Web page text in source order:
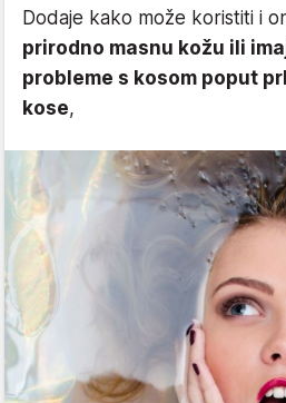
Dodaje kako može koristiti i
prirodno masnu kožu ili
probleme s kosom poput
kose,